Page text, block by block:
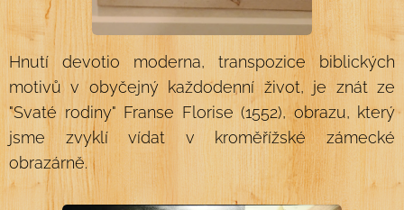
Hnutí devotio moderna, transpozice biblických
motivů v obyčejný každodenní život, je znát ze
"Svaté rodiny" Franse Florise (1552), obrazu, který
jsme zvyklí vídat v kroměřížské zámecké
obrazárně.